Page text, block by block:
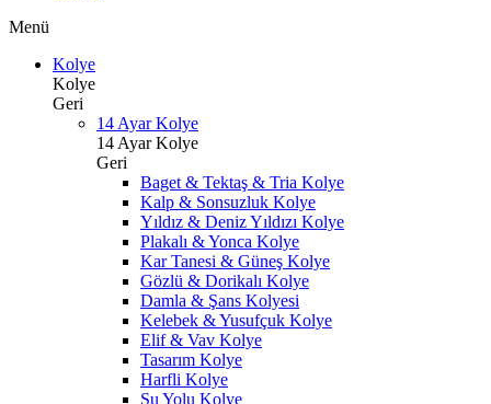
Menü
Kolye
Kolye
Geri
14 Ayar Kolye
14 Ayar Kolye
Geri
Baget & Tektaş & Tria Kolye
Kalp & Sonsuzluk Kolye
Yıldız & Deniz Yıldızı Kolye
Plakalı & Yonca Kolye
Kar Tanesi & Güneş Kolye
Gözlü & Dorikalı Kolye
Damla & Şans Kolyesi
Kelebek & Yusufçuk Kolye
Elif & Vav Kolye
Tasarım Kolye
Harfli Kolye
Su Yolu Kolye